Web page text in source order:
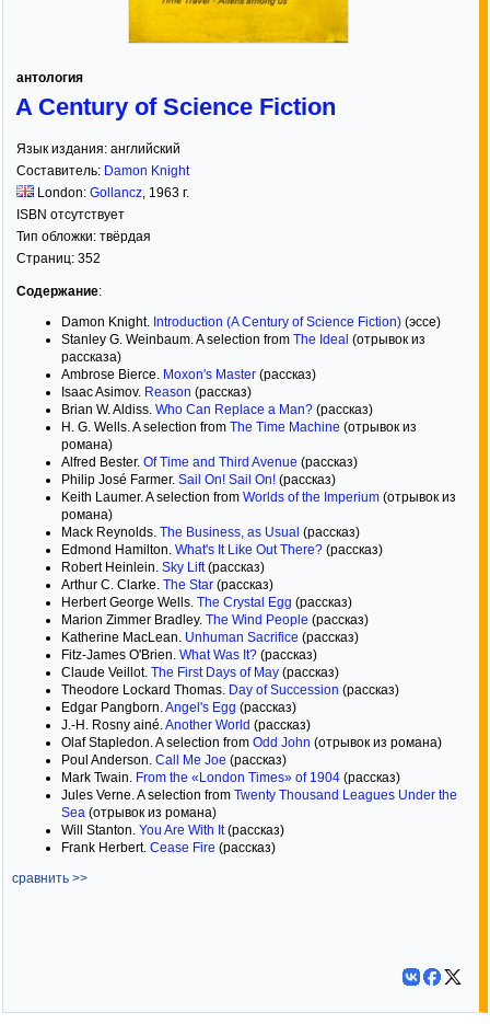
антология
A Century of Science Fiction
Язык издания: английский
Составитель: Damon Knight
London: Gollancz, 1963 г.
ISBN отсутствует
Тип обложки: твёрдая
Страниц: 352
Содержание:
Damon Knight. Introduction (A Century of Science Fiction) (эссе)
Stanley G. Weinbaum. A selection from The Ideal (отрывок из
рассказа)
Ambrose Bierce. Moxon's Master (рассказ)
Isaac Asimov. Reason (рассказ)
Brian W. Aldiss. Who Can Replace a Man? (рассказ)
H. G. Wells. A selection from The Time Machine (отрывок из
романа)
Alfred Bester. Of Time and Third Avenue (рассказ)
Philip José Farmer. Sail On! Sail On! (рассказ)
Keith Laumer. A selection from Worlds of the Imperium (отрывок из
романа)
Mack Reynolds. The Business, as Usual (рассказ)
Edmond Hamilton. What's It Like Out There? (рассказ)
Robert Heinlein. Sky Lift(рассказ)
Arthur C. Clarke. The Star (рассказ)
Herbert George Wells. The Crystal Egg (рассказ)
Marion Zimmer Bradley. The Wind People (рассказ)
Katherine MacLean. Unhuman Sacrifice (рассказ)
Fitz-James O'Brien. What Was It? (рассказ)
Claude Veillot. The First Days of May (рассказ)
Theodore Lockard Thomas. Day of Succession (рассказ)
Edgar Pangborn.Angel's Egg (рассказ)
J.-H. Rosny ainé.Another World (рассказ)
Olaf Stapledon. A selection from Odd John (отрывок из романа)
Poul Anderson. Call Me Joe (рассказ)
Mark Twain. From the «London Times» of 1904 (рассказ)
Jules Verne. A selection from Twenty Thousand Leagues Under the
Sea (отрывок из романа)
Will Stanton. You Are With It(рассказ)
Frank Herbert. Cease Fire (рассказ)
сравнить >>